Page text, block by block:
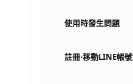
使用時發生問題
註冊⋅移動LINE帳號